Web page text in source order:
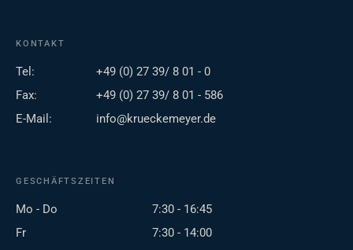
KONTAKT
Tel:
+49 (0) 27 39/ 8 01 - 0
Fax:
+49 (0) 27 39/ 8 01 - 586
E-Mail:
info@krueckemeyer.de
GESCHÄFTSZEITEN
Mo - Do
7:30 - 16:45
Fr
7:30 - 14:00